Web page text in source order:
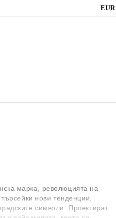
EUR
марка, революцията на
нови тенденции,
символи. Проектират